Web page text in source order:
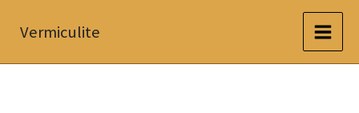
InhaltVermiculite